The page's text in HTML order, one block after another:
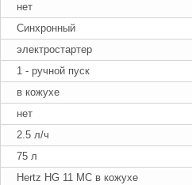
нет
Синхронный
электростартер
1 - ручной пуск
в кожухе
нет
2.5 л/ч
75 л
Hertz HG 11 MC в кожухе